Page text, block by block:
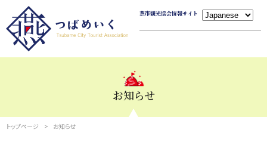
燕市観光協会情報サイト
お知らせ
トップページ お知らせ